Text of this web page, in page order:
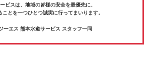
ビスは、地域の皆様の安全を最優先に、
ことを一つひとつ誠実に行ってまいります。
ーエス 熊本水道サービス スタッフ一同